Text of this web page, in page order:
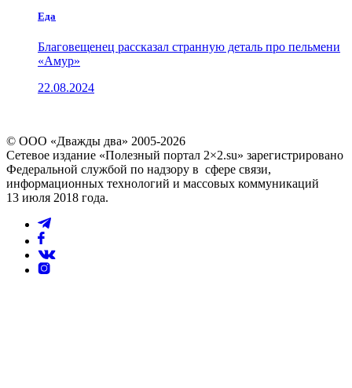
Еда
Благовещенец рассказал странную деталь про пельмени
«Амур»
22.08.2024
© ООО «Дважды два» 2005-2026
Сетевое издание «Полезный портал 2×2.su» зарегистрировано
Федеральной службой по надзору в сфере связи,
информационных технологий и массовых коммуникаций
13 июля 2018 года.